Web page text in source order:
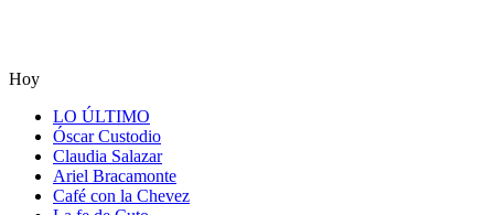
Hoy
LO ÚLTIMO
Óscar Custodio
Claudia Salazar
Ariel Bracamonte
Café con la Chevez